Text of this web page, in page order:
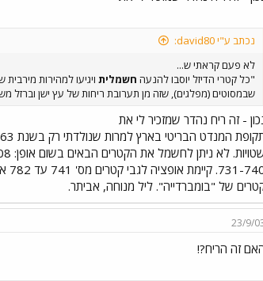
נכתב ע"י david80:
לא פעם קראתי ש...
"כל קטרי הדיזל יוסבו להנעה חשמלית
שבמסוטים (מפלגים), שזה מן תערובת ריחות של עץ ישן וברזל
- זה ריח נהדר שמזכיר לי את
של "בומברדייה". ליל מנוחה, אביתר.
23/9/
זה הריח?!